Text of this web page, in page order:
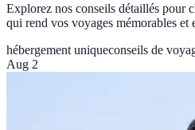
Explorez nos conseils détaillés pour
qui rend vos voyages mémorables et
hébergement uniqueconseils de
Aug 2